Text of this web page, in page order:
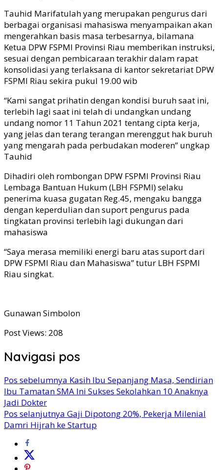
Tauhid Marifatulah yang merupakan pengurus dari
berbagai organisasi mahasiswa menyampaikan akan
mengerahkan basis masa terbesarnya, bilamana
Ketua DPW FSPMI Provinsi Riau memberikan instruksi,
sesuai dengan pembicaraan terakhir dalam rapat
konsolidasi yang terlaksana di kantor sekretariat DPW
FSPMI Riau sekira pukul 19.00 wib
“Kami sangat prihatin dengan kondisi buruh saat ini,
terlebih lagi saat ini telah di undangkan undang
undang nomor 11 Tahun 2021 tentang cipta kerja,
yang jelas dan terang terangan merenggut hak buruh
yang mengarah pada perbudakan moderen” ungkap
Tauhid
Dihadiri oleh rombongan DPW FSPMI Provinsi Riau
Lembaga Bantuan Hukum (LBH FSPMI) selaku
penerima kuasa gugatan Reg.45, mengaku bangga
dengan keperdulian dan suport pengurus pada
tingkatan provinsi terlebih lagi dukungan dari
mahasiswa
“Saya merasa memiliki energi baru atas suport dari
DPW FSPMI Riau dan Mahasiswa” tutur LBH FSPMI
Riau singkat.
Gunawan Simbolon
Post Views: 208
Navigasi pos
Pos sebelumnya Kasih Ibu Sepanjang Masa, Sendirian
Ibu Tamatan SMA Ini Sukses Sekolahkan 10 Anaknya
Jadi Dokter
Pos selanjutnya Gaji Dipotong 20%, Pekerja Milenial
Damri Hijrah ke Startup